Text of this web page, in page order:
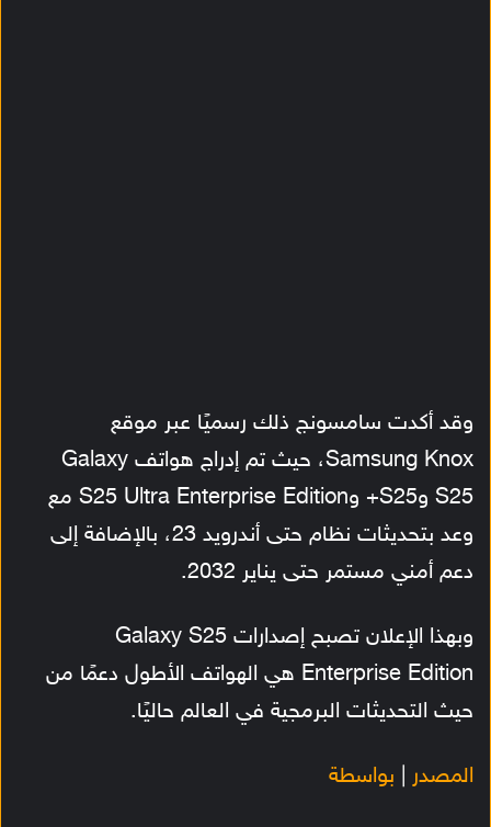
وقد أكدت سامسونج ذلك رسميًا عبر موقع
Samsung Knox، حيث تم إدراج هواتف Galaxy
S25 وS25+ وS25 Ultra Enterprise Edition مع
وعد بتحديثات نظام حتى أندرويد 23، بالإضافة إلى
دعم أمني مستمر حتى يناير 2032.
وبهذا الإعلان تصبح إصدارات Galaxy S25
Enterprise Edition هي الهواتف الأطول دعمًا من
حيث التحديثات البرمجية في العالم حاليًا.
المصدر بواسطة